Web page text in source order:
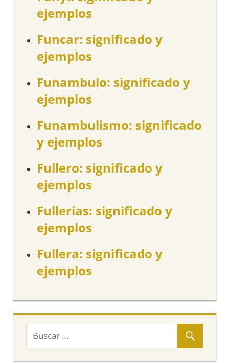
ejemplos
Funcar: significado y
ejemplos
Funambulo: significado y
ejemplos
Funambulismo: significado
y ejemplos
Fullero: significado y
ejemplos
Fullerías: significado y
ejemplos
Fullera: significado y
ejemplos